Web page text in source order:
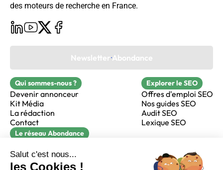
des moteurs de recherche en France.
Newsletter Abondance
Qui sommes-nous ?
Devenir annonceur
Kit Média
La rédaction
Contact
Explorer le SEO
Offres d'emploi SEO
Nos guides SEO
Audit SEO
Lexique SEO
Le réseau Abondance
Réacteur
alfie formation